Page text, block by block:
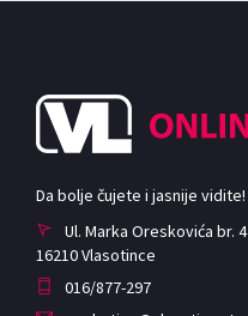
Da bolje čujete i jasnije vidite!
Ul. Marka Oreskovića br. 4
16210 Vlasotince
016/877-297